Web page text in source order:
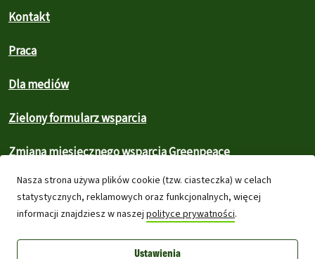
Nasza strona używa plików cookie (tzw. ciasteczka) w celach
statystycznych, reklamowych oraz funkcjonalnych, więcej
informacji znajdziesz w naszej polityce prywatności.
Ustawienia
Kontakt
Praca
Dla mediów
Zielony formularz wsparcia
Zmiana miesięcznego wsparcia Greenpeace
Prywatność i ciasteczka
Prawa autorskie